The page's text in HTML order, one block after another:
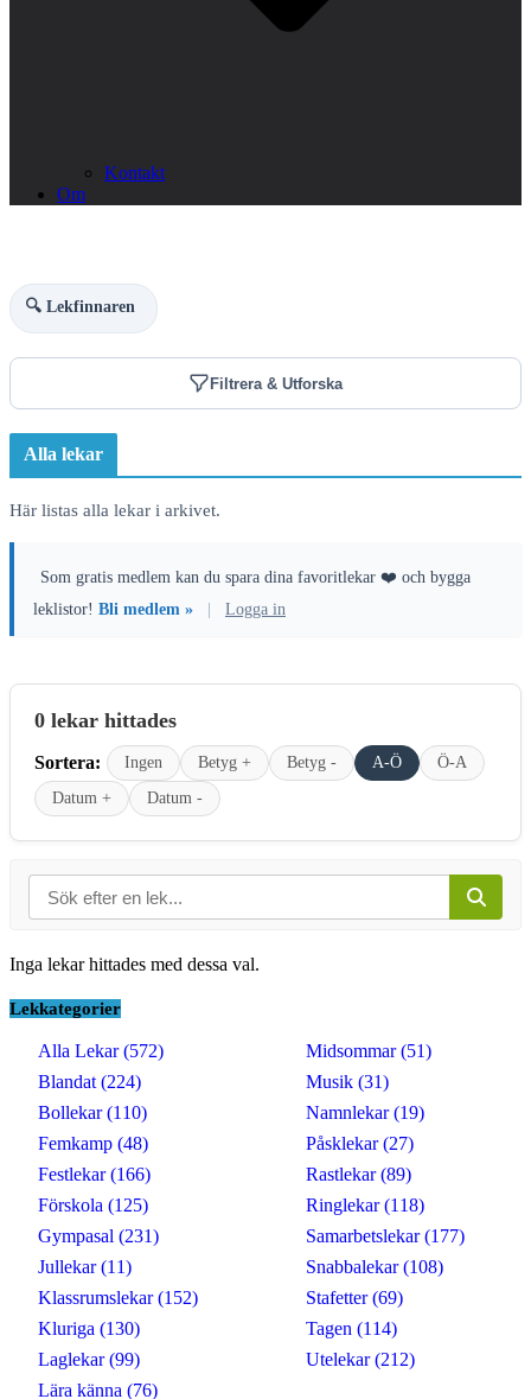
Kontakt
Om
🔍 Lekfinnaren
Filtrera & Utforska
Alla lekar
Här listas alla lekar i arkivet.
Som gratis medlem kan du spara dina favoritlekar ❤️ och bygga
leklistor! Bli medlem » Logga in
0 lekar hittades
Sortera: Ingen Betyg + Betyg - A-Ö
Ö-A
Datum +
Datum -
Inga lekar hittades med dessa val.
Lekkategorier
Alla Lekar (572)
Blandat (224)
Bollekar (110)
Femkamp (48)
Festlekar (166)
Förskola (125)
Gympasal (231)
Jullekar (11)
Klassrumslekar (152)
Kluriga (130)
Laglekar (99)
Lära känna (76)
Midsommar (51)
Musik (31)
Namnlekar (19)
Påsklekar (27)
Rastlekar (89)
Ringlekar (118)
Samarbetslekar (177)
Snabbalekar (108)
Stafetter (69)
Tagen (114)
Utelekar (212)